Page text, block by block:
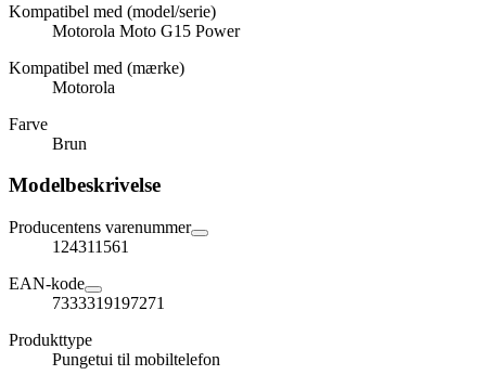
Kompatibel med (model/serie)
Motorola Moto G15 Power
Kompatibel med (mærke)
Motorola
Farve
Brun
Modelbeskrivelse
Producentens varenummer
124311561
EAN-kode
7333319197271
Produkttype
Pungetui til mobiltelefon